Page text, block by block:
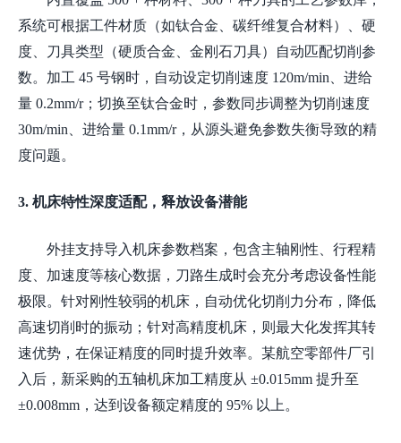
系统可根据工件材质（如钛合金、碳纤维复合材料）、硬
度、刀具类型（硬质合金、金刚石刀具）自动匹配切削参
数。加工 45 号钢时，自动设定切削速度 120m/min、进给
量 0.2mm/r；切换至钛合金时，参数同步调整为切削速度
30m/min、进给量 0.1mm/r，从源头避免参数失衡导致的精
度问题。
3. 机床特性深度适配，释放设备潜能
外挂支持导入机床参数档案，包含主轴刚性、行程精
度、加速度等核心数据，刀路生成时会充分考虑设备性能
极限。针对刚性较弱的机床，自动优化切削力分布，降低
高速切削时的振动；针对高精度机床，则最大化发挥其转
速优势，在保证精度的同时提升效率。某航空零部件厂引
入后，新采购的五轴机床加工精度从 ±0.015mm 提升至
±0.008mm，达到设备额定精度的 95% 以上。